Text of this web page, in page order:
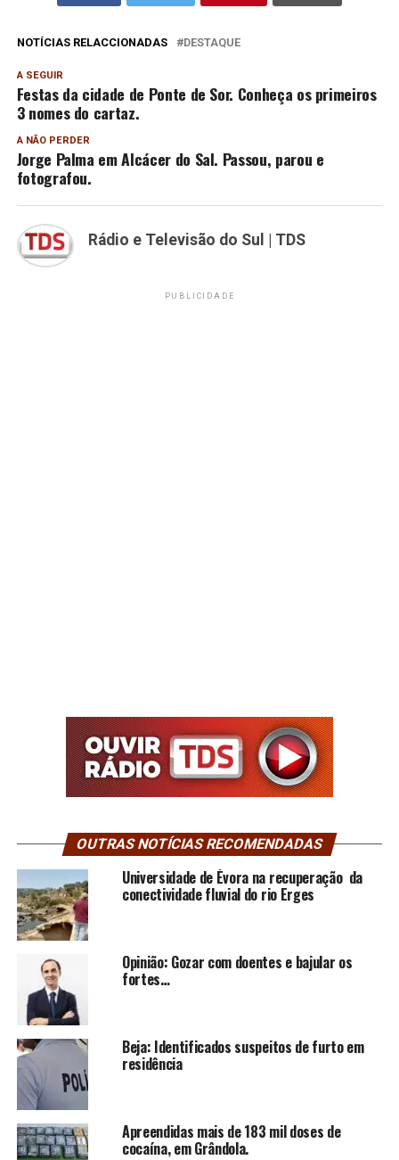
NOTÍCIAS RELACCIONADAS DESTAQUE
A SEGUIR
Festas da cidade de Ponte de Sor. Conheça os primeiros
3 nomes do cartaz.
A NÃO PERDER
Jorge Palma em Alcácer do Sal. Passou, parou e
fotografou.
Rádio e Televisão do Sul | TDS
PUBLICIDADE
OUTRAS NOTÍCIAS RECOMENDADAS
Universidade de Évora na recuperação da
conectividade fluvial do rio Erges
Opinião: Gozar com doentes e bajular os
fortes…
Beja: Identificados suspeitos de furto em
residência
Apreendidas mais de 183 mil doses de
cocaína, em Grândola.